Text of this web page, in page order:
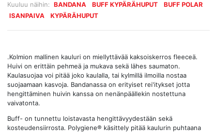
Kuuluu näihin: BANDANA BUFF KYPÄRÄHUPUT
BUFF POLAR
ISANPAIVA
KYPÄRÄHUPUT
.Kolmion mallinen kauluri on miellyttävää kaksoiskerros fleeceä.
Huivi on erittäin pehmeä ja mukava sekä lähes saumaton.
Kaulasuojaa voi pitää joko kaulalla, tai kylmillä ilmoilla nostaa
suojaamaan kasvoja. Bandanassa on erityiset rei'itykset jotta
hengittäminen huivin kanssa on nenänpäällekin nostettuna
vaivatonta.
Buff- on tunnettu loistavasta hengittävyydestään sekä
kosteudensiirrosta. Polygiene® käsittely pitää kaulurin puhtaana